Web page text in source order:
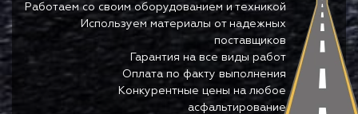
Работаем со своим оборудованием и техникой
Используем материалы от надежных
поставщиков
Гарантия на все виды работ
Оплата по факту выполнения
Конкурентные цены на любое
асфальтирование